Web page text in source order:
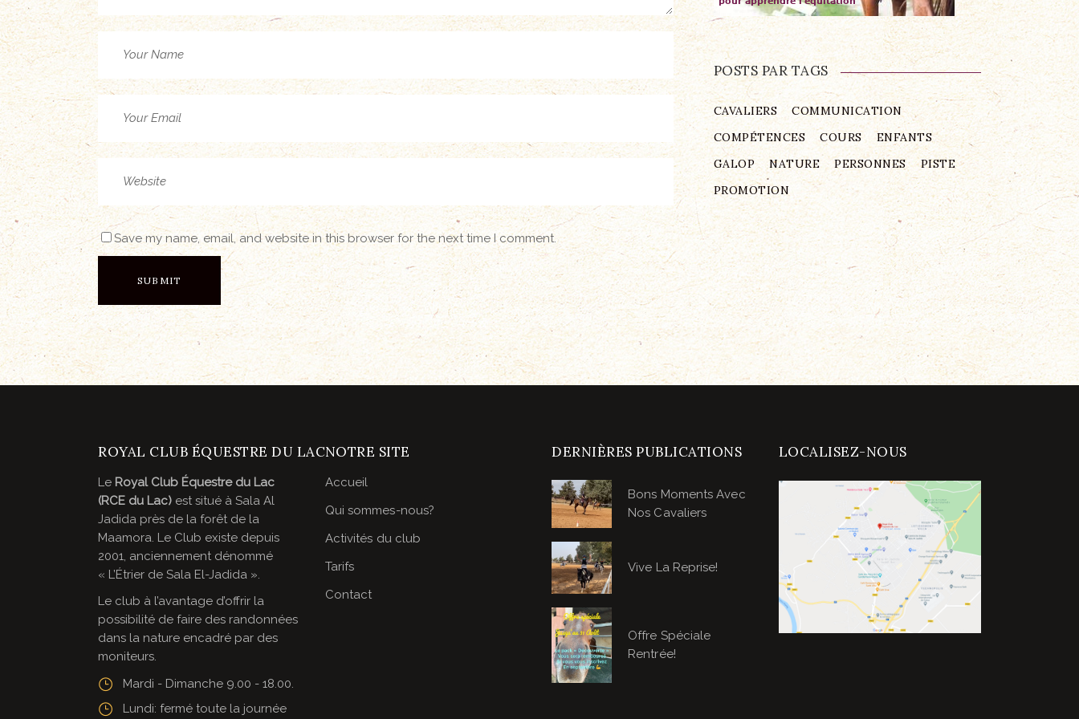
Save my name, email, and website in this browser for the next time I comment.
POSTS PAR TAGS
CAVALIERS
COMMUNICATION
COMPÉTENCES
COURS
ENFANTS
GALOP
NATURE PERSONNES
PISTE
PROMOTION
ROYAL CLUB ÉQUESTRE DU LAC
Le Royal Club Équestre du Lac
(RCE du Lac) est situé à Sala Al
Jadida près de la forêt de la
Maamora. Le Club existe depuis
2001, anciennement dénommé
« L’Étrier de Sala El-Jadida ».
Le club à l’avantage d’offrir la
possibilité de faire des randonnées
dans la nature encadré par des
moniteurs.
Mardi - Dimanche 9.00 - 18.00.
Lundi: fermé toute la journée
NOTRE SITE
Accueil
Qui sommes-nous?
Activités du club
Tarifs
Contact
DERNIÈRES PUBLICATIONS
Bons Moments Avec
Nos Cavaliers
Vive La Reprise!
Offre Spéciale
Rentrée!
LOCALISEZ-NOUS